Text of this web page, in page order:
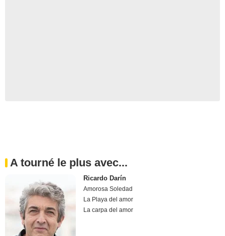
A tourné le plus avec...
Ricardo Darín
Amorosa Soledad
La Playa del amor
La carpa del amor